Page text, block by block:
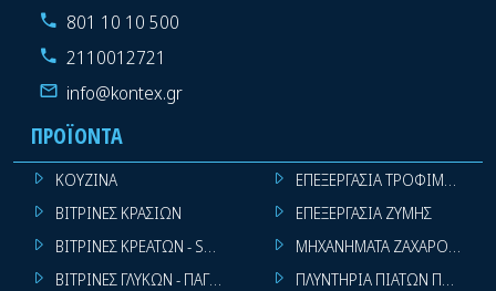
801 10 10 500
2110012721
info@kontex.gr
ΠΡΟΪΌΝΤΑ
ΚΟΥΖΙΝΑ
ΒΙΤΡΙΝΕΣ ΚΡΑΣΙΩΝ
ΒΙΤΡΙΝΕΣ ΚΡΕΑΤΩΝ - SUPER MARKET
ΒΙΤΡΙΝΕΣ ΓΛΥΚΩΝ - ΠΑΓΩΤΩΝ
ΕΠΕΞΕΡΓΑΣΙΑ ΤΡΟΦΙΜΩΝ
ΕΠΕΞΕΡΓΑΣΙΑ ΖΥΜΗΣ
ΜΗΧΑΝΗΜΑΤΑ
ΠΛΥΝΤΗΡΙΑ ΠΙΑΤΩΝ